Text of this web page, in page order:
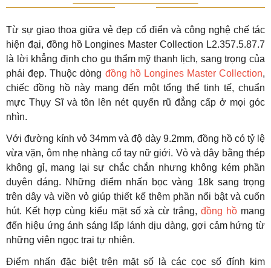
Từ sự giao thoa giữa vẻ đẹp cổ điển và công nghệ chế tác
hiện đại, đồng hồ Longines Master Collection L2.357.5.87.7
là lời khẳng định cho gu thẩm mỹ thanh lịch, sang trọng của
phái đẹp. Thuộc dòng đồng hồ Longines Master Collection,
chiếc đồng hồ này mang đến một tổng thể tinh tế, chuẩn
mực Thụy Sĩ và tôn lên nét quyến rũ đẳng cấp ở mọi góc
nhìn.
Với đường kính vỏ 34mm và độ dày 9.2mm, đồng hồ có tỷ lệ
vừa vặn, ôm nhẹ nhàng cổ tay nữ giới. Vỏ và dây bằng thép
không gỉ, mang lại sự chắc chắn nhưng không kém phần
duyên dáng. Những điểm nhấn bọc vàng 18k sang trọng
trên dây và viền vỏ giúp thiết kế thêm phần nổi bật và cuốn
hút. Kết hợp cùng kiểu mặt số xà cừ trắng,đồng hồ mang
đến hiệu ứng ánh sáng lấp lánh dịu dàng, gợi cảm hứng từ
những viên ngọc trai tự nhiên.
Điểm nhấn đặc biệt trên mặt số là các cọc số đính kim